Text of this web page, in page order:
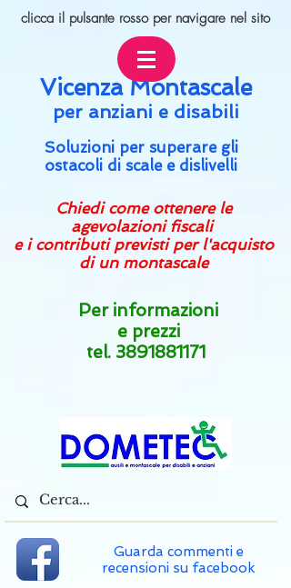
clicca il pulsante rosso per navigare nel sito
Vicenza Montascale
per anziani e disabili
Soluzioni per superare gli
ostacoli di scale e dislivelli
Chiedi come ottenere le
agevolazioni fiscali
e i contributi previsti per l'acquisto
di un montascale
Per informazioni
e prezzi
tel. 3891881171
Guarda commenti e
recensioni su facebook